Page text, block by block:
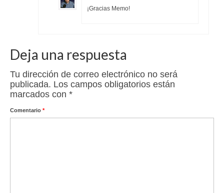
¡Gracias Memo!
Deja una respuesta
Tu dirección de correo electrónico no será
publicada. Los campos obligatorios están
marcados con *
Comentario *